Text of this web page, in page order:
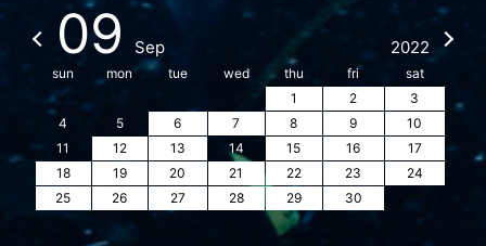
09 Sep 2022
sun mon tue wed thu fri
sat
1
2
3
4
5 6 7 8 9
10
11
12 13 14 15 16
17
18
19 20 21 22 23
24
25
26 27 28 29 30